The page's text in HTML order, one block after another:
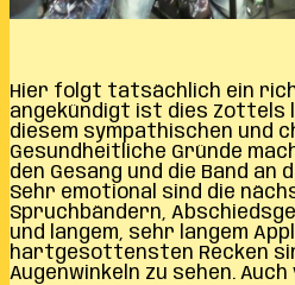
Hier folgt tatsächlich ein
angekündigt ist dies
diesem sympathischen und
Gesundheitliche Gründe
den Gesang und die Band an
Sehr emotional sind die
Spruchbändern,
und langem, sehr langem
hartgesottensten Recken
Augenwinkeln zu sehen. Auch